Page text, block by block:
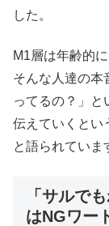
した。
M1層は年齢的
そんな人達の本
ってるの？」と
伝えていくとい
と語られていま
「サルで
はNGワー